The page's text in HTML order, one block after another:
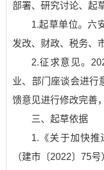
部署、研究讨论、起
1.起草单位。六
发改、财政、税务、
2.征求意见。
业、部门座谈会进行
馈意见进行修改完善
三、起草依据
1.《关于加快推
（建市〔2022〕75号